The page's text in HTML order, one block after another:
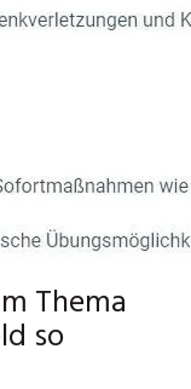
Thema
so